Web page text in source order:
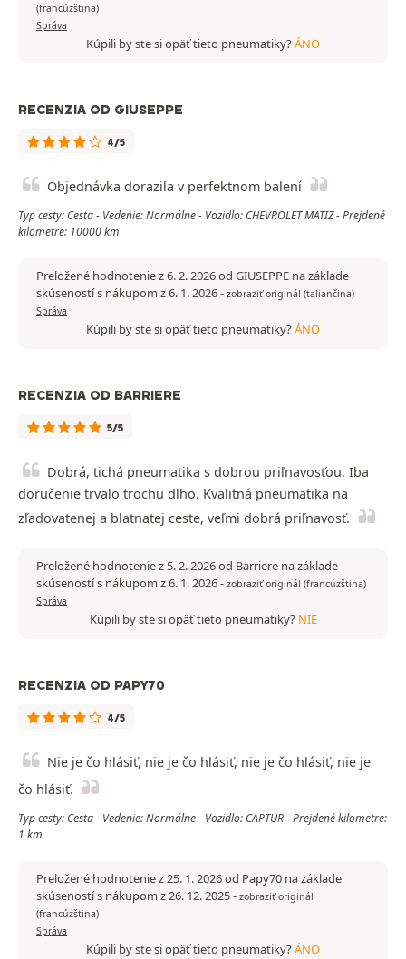
(francúzština)
Správa
Kúpili by ste si opäť tieto pneumatiky?ÁNO
RECENZIA OD GIUSEPPE
4/5
Objednávka dorazila v perfektnom balení
Typ cesty: Cesta - Vedenie: Normálne - Vozidlo: CHEVROLET MATIZ - Prejdené
kilometre: 10000 km
Preložené hodnotenie z 6. 2. 2026 od GIUSEPPE na základe
skúseností s nákupom z 6. 1. 2026- zobraziť originál (taliančina)
Správa
Kúpili by ste si opäť tieto pneumatiky?ÁNO
RECENZIA OD BARRIERE
5/5
Dobrá, tichá pneumatika s dobrou priľnavosťou. Iba
doručenie trvalo trochu dlho. Kvalitná pneumatika na
zľadovatenej a blatnatej ceste, veľmi dobrá priľnavosť.
Preložené hodnotenie z 5. 2. 2026 od Barriere na základe
skúseností s nákupom z 6. 1. 2026- zobraziť originál (francúzština)
Správa
Kúpili by ste si opäť tieto pneumatiky? NIE
RECENZIA OD PAPY70
4/5
Nie je čo hlásiť, nie je čo hlásiť, nie je čo hlásiť, nie je
čo hlásiť.
Typ cesty: Cesta - Vedenie: Normálne - Vozidlo: CAPTUR - Prejdené kilometre:
1 km
Preložené hodnotenie z 25. 1. 2026 od Papy70 na základe
skúseností s nákupom z 26. 12. 2025- zobraziť originál
(francúzština)
Správa
Kúpili by ste si opäť tieto pneumatiky?ÁNO